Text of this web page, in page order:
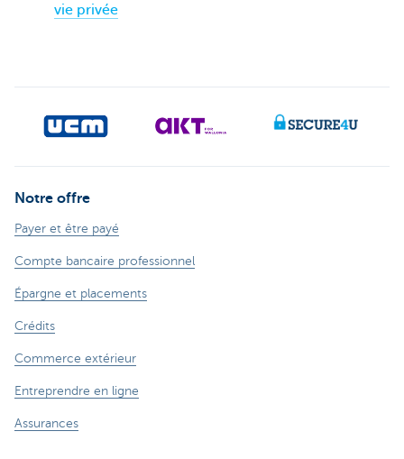
vie privée
Notre offre
Payer et être payé
Compte bancaire professionnel
Épargne et placements
Crédits
Commerce extérieur
Entreprendre en ligne
Assurances